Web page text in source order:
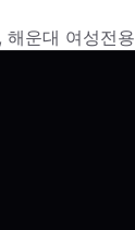
, 해운대 여성전용